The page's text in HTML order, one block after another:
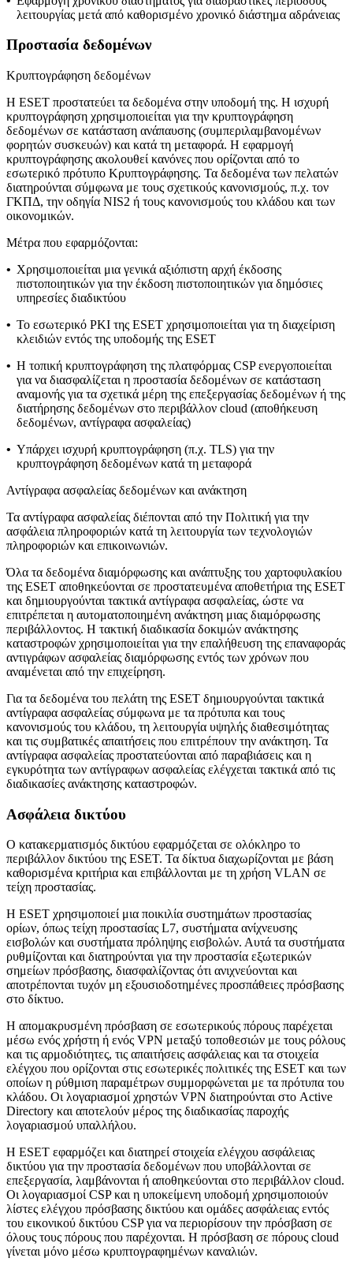
λειτουργίας μετά από καθορισμένο χρονικό διάστημα αδράνειας
Προστασία δεδομένων
Κρυπτογράφηση δεδομένων
Η ESET προστατεύει τα δεδομένα στην υποδομή της. Η ισχυρή
κρυπτογράφηση χρησιμοποιείται για την κρυπτογράφηση
δεδομένων σε κατάσταση ανάπαυσης (συμπεριλαμβανομένων
φορητών συσκευών) και κατά τη μεταφορά. Η εφαρμογή
κρυπτογράφησης ακολουθεί κανόνες που ορίζονται από το
εσωτερικό πρότυπο Κρυπτογράφησης. Τα δεδομένα των πελατών
διατηρούνται σύμφωνα με τους σχετικούς κανονισμούς, π.χ. τον
ΓΚΠΔ, την οδηγία NIS2 ή τους κανονισμούς του κλάδου και των
οικονομικών.
Μέτρα που εφαρμόζονται:
• Χρησιμοποιείται μια γενικά αξιόπιστη αρχή έκδοσης
πιστοποιητικών για την έκδοση πιστοποιητικών για δημόσιες
υπηρεσίες διαδικτύου
• Το εσωτερικό PKI της ESET χρησιμοποιείται για τη διαχείριση
κλειδιών εντός της υποδομής της ESET
• Η τοπική κρυπτογράφηση της πλατφόρμας CSP ενεργοποιείται
για να διασφαλίζεται η προστασία δεδομένων σε κατάσταση
αναμονής για τα σχετικά μέρη της επεξεργασίας δεδομένων ή της
διατήρησης δεδομένων στο περιβάλλον cloud (αποθήκευση
δεδομένων, αντίγραφα ασφαλείας)
• Υπάρχει ισχυρή κρυπτογράφηση (π.χ. TLS) για την
κρυπτογράφηση δεδομένων κατά τη μεταφορά
Αντίγραφα ασφαλείας δεδομένων και ανάκτηση
Τα αντίγραφα ασφαλείας διέπονται από την Πολιτική για την
ασφάλεια πληροφοριών κατά τη λειτουργία των τεχνολογιών
πληροφοριών και επικοινωνιών.
Όλα τα δεδομένα διαμόρφωσης και ανάπτυξης του χαρτοφυλακίου
της ESET αποθηκεύονται σε προστατευμένα αποθετήρια της ESET
και δημιουργούνται τακτικά αντίγραφα ασφαλείας, ώστε να
επιτρέπεται η αυτοματοποιημένη ανάκτηση μιας διαμόρφωσης
περιβάλλοντος. Η τακτική διαδικασία δοκιμών ανάκτησης
καταστροφών χρησιμοποιείται για την επαλήθευση της επαναφοράς
αντιγράφων ασφαλείας διαμόρφωσης εντός των χρόνων που
αναμένεται από την επιχείρηση.
Για τα δεδομένα του πελάτη της ESET δημιουργούνται τακτικά
αντίγραφα ασφαλείας σύμφωνα με τα πρότυπα και τους
κανονισμούς του κλάδου, τη λειτουργία υψηλής διαθεσιμότητας
και τις συμβατικές απαιτήσεις που επιτρέπουν την ανάκτηση. Τα
αντίγραφα ασφαλείας προστατεύονται από παραβιάσεις και η
εγκυρότητα των αντίγραφων ασφαλείας ελέγχεται τακτικά από τις
διαδικασίες ανάκτησης καταστροφών.
Ασφάλεια δικτύου
Ο κατακερματισμός δικτύου εφαρμόζεται σε ολόκληρο το
περιβάλλον δικτύου της ESET. Τα δίκτυα διαχωρίζονται με βάση
καθορισμένα κριτήρια και επιβάλλονται με τη χρήση VLAN σε
τείχη προστασίας.
Η ESET χρησιμοποιεί μια ποικιλία συστημάτων προστασίας
ορίων, όπως τείχη προστασίας L7, συστήματα ανίχνευσης
εισβολών και συστήματα πρόληψης εισβολών. Αυτά τα συστήματα
ρυθμίζονται και διατηρούνται για την προστασία εξωτερικών
σημείων πρόσβασης, διασφαλίζοντας ότι ανιχνεύονται και
αποτρέπονται τυχόν μη εξουσιοδοτημένες προσπάθειες πρόσβασης
στο δίκτυο.
Η απομακρυσμένη πρόσβαση σε εσωτερικούς πόρους παρέχεται
μέσω ενός χρήστη ή ενός VPN μεταξύ τοποθεσιών με τους ρόλους
και τις αρμοδιότητες, τις απαιτήσεις ασφάλειας και τα στοιχεία
ελέγχου που ορίζονται στις εσωτερικές πολιτικές της ESET και των
οποίων η ρύθμιση παραμέτρων συμμορφώνεται με τα πρότυπα του
κλάδου. Οι λογαριασμοί χρηστών VPN διατηρούνται στο Active
Directory και αποτελούν μέρος της διαδικασίας παροχής
λογαριασμού υπαλλήλου.
Η ESET εφαρμόζει και διατηρεί στοιχεία ελέγχου ασφάλειας
δικτύου για την προστασία δεδομένων που υποβάλλονται σε
επεξεργασία, λαμβάνονται ή αποθηκεύονται στο περιβάλλον cloud.
Οι λογαριασμοί CSP και η υποκείμενη υποδομή χρησιμοποιούν
λίστες ελέγχου πρόσβασης δικτύου και ομάδες ασφάλειας εντός
του εικονικού δικτύου CSP για να περιορίσουν την πρόσβαση σε
όλους τους πόρους που παρέχονται. Η πρόσβαση σε πόρους cloud
γίνεται μόνο μέσω κρυπτογραφημένων καναλιών.